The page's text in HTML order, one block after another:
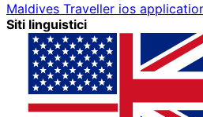
Maldives Traveller ios
Siti linguistici